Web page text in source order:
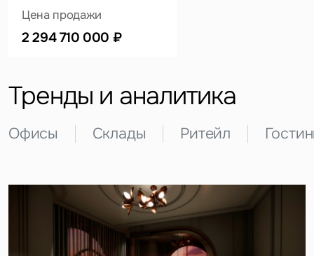
Цена продажи
2 294 710 000 ₽
Тренды и аналитика
Офисы Склады Ритейл
Вопрос
Жалоба
Уведомления
Объявление
Это обязательное поле